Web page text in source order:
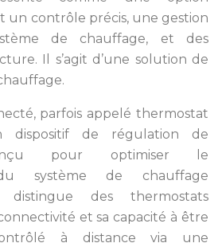
un contrôle précis, une gestion
de chauffage, et des
Il s’agit d’une solution de
parfois appelé thermostat
dispositif de régulation de
pour optimiser le
système de chauffage
des thermostats
et sa capacité à être
à distance via une